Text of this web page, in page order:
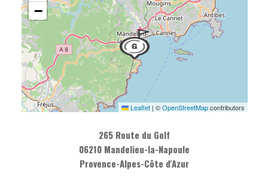
−
Leaflet | ©OpenStreetMapcontributors
265 Route du Golf
06210 Mandelieu-la-Napoule
Provence-Alpes-Côte d'Azur